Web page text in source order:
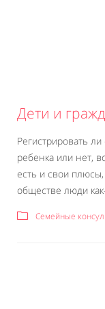
Дети и
Регистрировать
ребенка или нет,
есть и свои
обществе люди
Семейные